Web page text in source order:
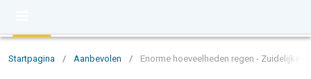
Startpagina / Aanbevolen / Enorme hoeveelheden regen - Zuidelijke